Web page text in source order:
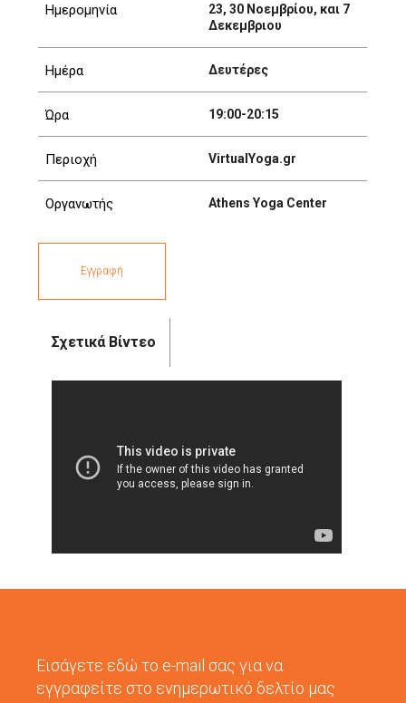
Ημερομηνία
23, 30 Νοεμβρίου, και 7
Δεκεμβριου
Ημέρα Δευτέρες
Ώρα 19:00-20:15
Περιοχή VirtualYoga.gr
Οργανωτής Athens Yoga Center
Εγγραφή
Σχετικά Βίντεο
Εισάγετε εδώ το e-mail σας για να
εγγραφείτε στο ενημερωτικό δελτίο μας